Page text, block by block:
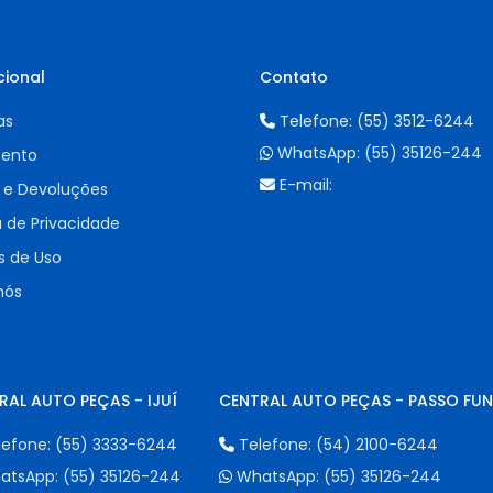
Devoluções
de Privacidade
de Uso
Contato
Telefone: (55) 3512-6244
WhatsApp: (55) 35126-244
E-mail:
AUTO PEÇAS - IJUÍ
(55) 3333-6244
(55) 35126-244
CENTRAL AUTO PEÇAS - PASSO
Telefone: (54) 2100-6244
WhatsApp: (55) 35126-244